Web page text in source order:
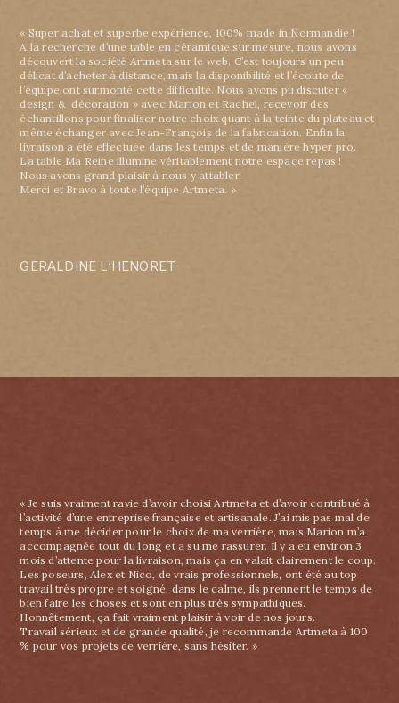
« Super achat et superbe expérience, 100% made in Normandie !
A la recherche d’une table en céramique sur mesure, nous avons
découvert la société Artmeta sur le web. C’est toujours un peu
délicat d’acheter à distance, mais la disponibilité et l’écoute de
l’équipe ont surmonté cette difficulté. Nous avons pu discuter «
design & décoration » avec Marion et Rachel, recevoir des
échantillons pour finaliser notre choix quant à la teinte du plateau et
même échanger avec Jean-François de la fabrication. Enfin la
livraison a été effectuée dans les temps et de manière hyper pro.
La table Ma Reine illumine véritablement notre espace repas !
Nous avons grand plaisir à nous y attabler.
Merci et Bravo à toute l’équipe Artmeta. »
GERALDINE L’HENORET
« Je suis vraiment ravie d’avoir choisi Artmeta et d’avoir contribué à
l’activité d’une entreprise française et artisanale. J’ai mis pas mal de
temps à me décider pour le choix de ma verrière, mais Marion m’a
accompagnée tout du long et a su me rassurer. Il y a eu environ 3
mois d’attente pour la livraison, mais ça en valait clairement le coup.
Les poseurs, Alex et Nico, de vrais professionnels, ont été au top :
travail très propre et soigné, dans le calme, ils prennent le temps de
bien faire les choses et sont en plus très sympathiques.
Honnêtement, ça fait vraiment plaisir à voir de nos jours.
Travail sérieux et de grande qualité, je recommande Artmeta à 100
% pour vos projets de verrière, sans hésiter. »